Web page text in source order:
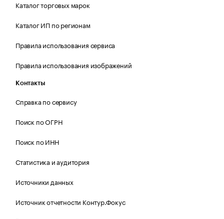
Каталог торговых марок
Каталог ИП по регионам
Правила использования сервиса
Правила использования изображений
Контакты
Справка по сервису
Поиск по ОГРН
Поиск по ИНН
Статистика и аудитория
Источники данных
Источник отчетности Контур.Фокус